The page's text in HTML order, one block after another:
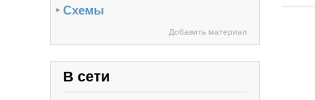
Схемы
►
Добавить материал
В сети